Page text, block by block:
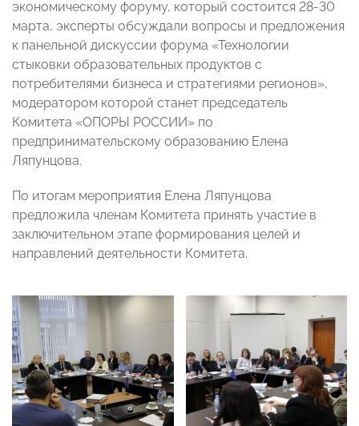
экономическому форуму, который состоится 28-30
марта, эксперты обсуждали вопросы и предложения
к панельной дискуссии форума «Технологии
стыковки образовательных продуктов с
потребителями бизнеса и стратегиями регионов»,
модератором которой станет председатель
Комитета «ОПОРЫ РОССИИ» по
предпринимательскому образованию Елена
Ляпунцова.
По итогам мероприятия Елена Ляпунцова
предложила членам Комитета принять участие в
заключительном этапе формирования целей и
направлений деятельности Комитета.